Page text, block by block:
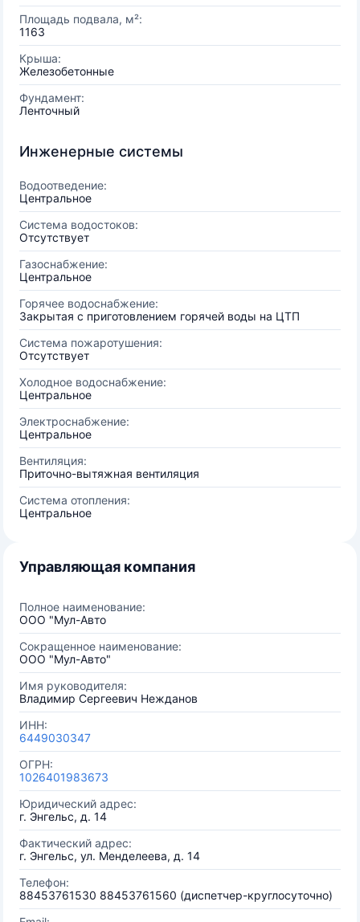
Площадь подвала, м²:
1163
Крыша:
Железобетонные
Фундамент:
Ленточный
Инженерные системы
Водоотведение:
Центральное
Система водостоков:
Отсутствует
Газоснабжение:
Центральное
Горячее водоснабжение:
Закрытая с приготовлением горячей воды на ЦТП
Система пожаротушения:
Отсутствует
Холодное водоснабжение:
Центральное
Электроснабжение:
Центральное
Вентиляция:
Приточно-вытяжная вентиляция
Система отопления:
Центральное
Управляющая компания
Полное наименование:
ООО "Мул-Авто
Сокращенное наименование:
ООО "Мул-Авто"
Имя руководителя:
Владимир Сергеевич Нежданов
ИНН:
6449030347
ОГРН:
1026401983673
Юридический адрес:
г. Энгельс, д. 14
Фактический адрес:
г. Энгельс, ул. Менделеева, д. 14
Телефон:
88453761530 88453761560 (диспетчер-круглосуточно)